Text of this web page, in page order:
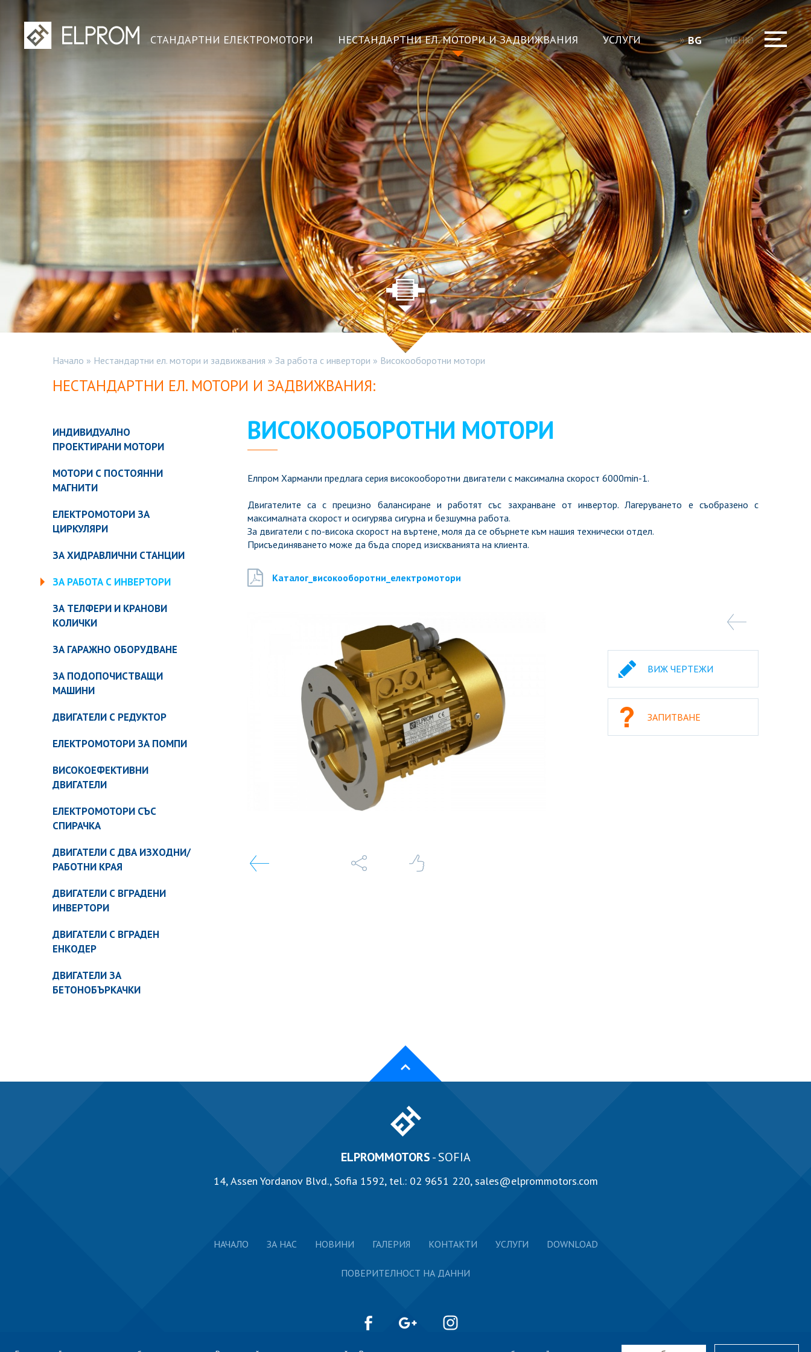
МЕНЮ
BG
СТАНДАРТНИ ЕЛЕКТРОМОТОРИ НЕСТАНДАРТНИ ЕЛ. МОТОРИ И ЗАДВИЖВАНИЯ УСЛУГИ
Начало » Нестандартни ел. мотори и задвижвания » За работа с инвертори » Високооборотни мотори
НЕСТАНДАРТНИ ЕЛ. МОТОРИ И ЗАДВИЖВАНИЯ:
ИНДИВИДУАЛНО
ПРОЕКТИРАНИ МОТОРИ
МОТОРИ С ПОСТОЯННИ
МАГНИТИ
ЕЛЕКТРОМОТОРИ ЗА
ЦИРКУЛЯРИ
ЗА ХИДРАВЛИЧНИ СТАНЦИИ
ЗА РАБОТА С ИНВЕРТОРИ
ЗА ТЕЛФЕРИ И КРАНОВИ
КОЛИЧКИ
ЗА ГАРАЖНО ОБОРУДВАНЕ
ЗА ПОДОПОЧИСТВАЩИ
МАШИНИ
ДВИГАТЕЛИ С РЕДУКТОР
ЕЛЕКТРОМОТОРИ ЗА ПОМПИ
ВИСОКОЕФЕКТИВНИ
ДВИГАТЕЛИ
ЕЛЕКТРОМОТОРИ СЪС
СПИРАЧКА
ДВИГАТЕЛИ С ДВА ИЗХОДНИ/
РАБОТНИ КРАЯ
ДВИГАТЕЛИ С ВГРАДЕНИ
ИНВЕРТОРИ
ДВИГАТЕЛИ С ВГРАДЕН
ЕНКОДЕР
ДВИГАТЕЛИ ЗА
БЕТОНОБЪРКАЧКИ
ВИСОКООБОРОТНИ МОТОРИ
Елпром Харманли предлага серия високооборотни двигатели с максимална скорост 6000min-1.
Двигателите са с прецизно балансиране и работят със захранване от инвертор. Лагеруването е съобразено с
максималната скорост и осигурява сигурна и безшумна работа.
За двигатели с по-висока скорост на въртене, моля да се обърнете към нашия технически отдел.
Присъединяването може да бъда според изискванията на клиента.
Каталог_високооборотни_електромотори
ВИЖ ЧЕРТЕЖИ
ЗАПИТВАНЕ
ELPROMMOTORS- SOFIA
14, Аssen Yordanov Blvd., Sofia 1592, tel.: 02 9651 220,sales@elprommotors.com
НАЧАЛО ЗА НАС НОВИНИ ГАЛЕРИЯ КОНТАКТИ УСЛУГИ DOWNLOAD
ПОВЕРИТЕЛНОСТ НА ДАННИ